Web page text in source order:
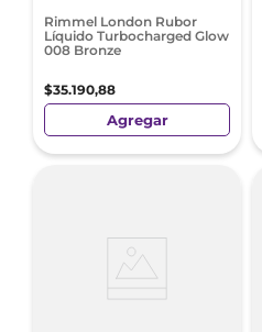
Rimmel London Rubor
Líquido Turbocharged Glow
008 Bronze
$35.190,88
Agregar